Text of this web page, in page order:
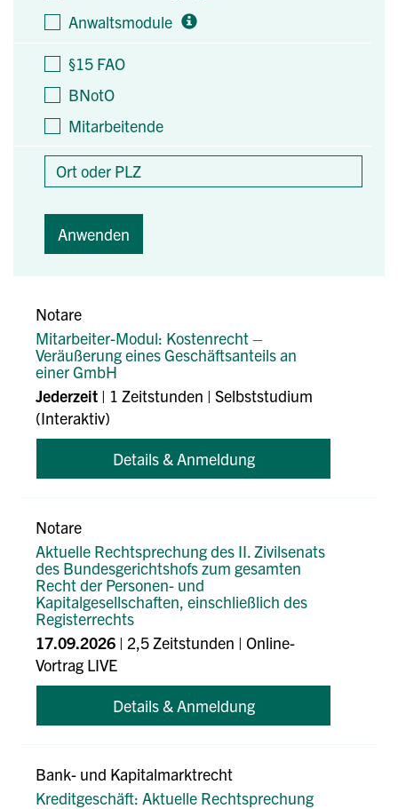
Anwaltsmodule
§15 FAO
BNotO
Mitarbeitende
Anwenden
Notare
Mitarbeiter-Modul: Kostenrecht –
Veräußerung eines Geschäftsanteils an
einer GmbH
Jederzeit | 1 Zeitstunden | Selbststudium
(Interaktiv)
Details & Anmeldung
Notare
Aktuelle Rechtsprechung des II. Zivilsenats
des Bundesgerichtshofs zum gesamten
Recht der Personen- und
Kapitalgesellschaften, einschließlich des
Registerrechts
17.09.2026 | 2,5 Zeitstunden | Online-
Vortrag LIVE
Details & Anmeldung
Bank- und Kapitalmarktrecht
Kreditgeschäft: Aktuelle Rechtsprechung